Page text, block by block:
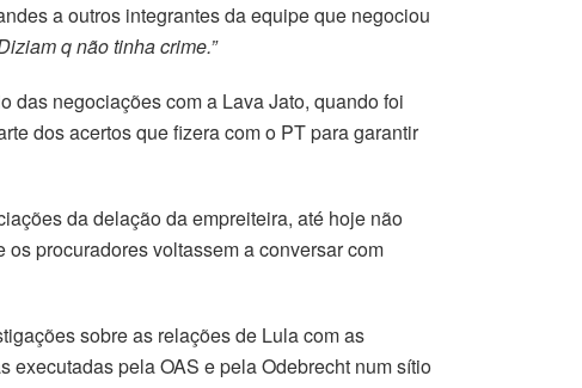
a outros integrantes da equipe que negociou
q não tinha crime.”
das negociações com a Lava Jato, quando foi
dos acertos que fizera com o PT para garantir
da delação da empreiteira, até hoje não
procuradores voltassem a conversar com
sobre as relações de Lula com as
executadas pela OAS e pela Odebrecht num sítio